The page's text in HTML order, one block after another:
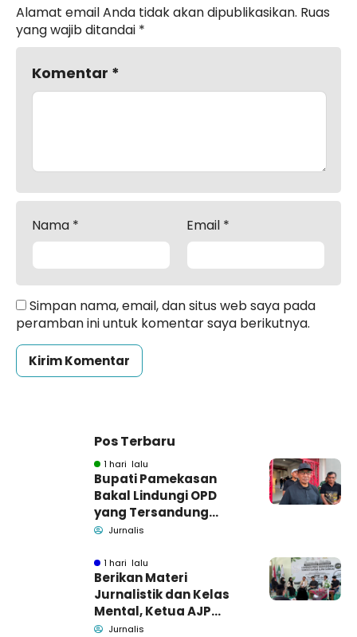
Alamat email Anda tidak akan dipublikasikan. Ruas
yang wajib ditandai *
Komentar *
Nama * Email *
Simpan nama, email, dan situs web saya pada
peramban ini untuk komentar saya berikutnya.
Pos Terbaru
1 hari lalu
Bupati Pamekasan
Bakal Lindungi OPD
yang Tersandung
Dugaan Korupsi
Jurnalis
1 hari lalu
Berikan Materi
Jurnalistik dan Kelas
Mental, Ketua AJP
Bakar Semangat LPM
Jurnalis